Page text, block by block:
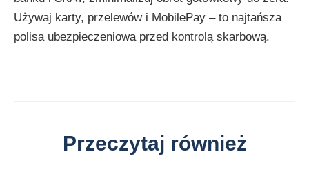
Używaj karty, przelewów i MobilePay – to najtańsza
polisa ubezpieczeniowa przed kontrolą skarbową.
Przeczytaj również